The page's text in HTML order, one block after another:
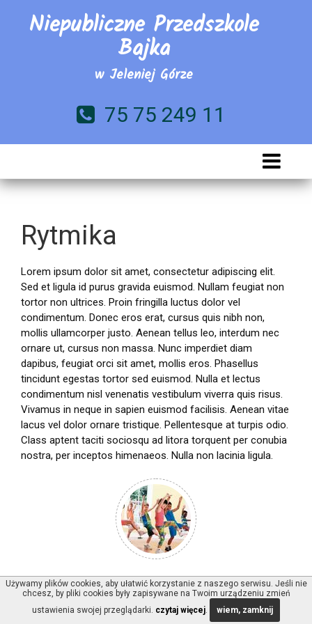
Niepubliczne Przedszkole
Bajka
w Jeleniej Górze
75 75 249 11
Rytmika
Lorem ipsum dolor sit amet, consectetur adipiscing elit.
Sed et ligula id purus gravida euismod. Nullam feugiat non
tortor non ultrices. Proin fringilla luctus dolor vel
condimentum. Donec eros erat, cursus quis nibh non,
mollis ullamcorper justo. Aenean tellus leo, interdum nec
ornare ut, cursus non massa. Nunc imperdiet diam
dapibus, feugiat orci sit amet, mollis eros. Phasellus
tincidunt egestas tortor sed euismod. Nulla et lectus
condimentum nisl venenatis vestibulum viverra quis risus.
Vivamus in neque in sapien euismod facilisis. Aenean vitae
lacus vel dolor ornare tristique. Pellentesque at turpis odio.
Class aptent taciti sociosqu ad litora torquent per conubia
nostra, per inceptos himenaeos. Nulla non lacinia ligula.
Używamy plików cookies, aby ułatwić korzystanie z naszego serwisu. Jeśli nie
chcesz, by pliki cookies były zapisywane na Twoim urządzeniu zmień
ustawienia swojej przeglądarki. czytaj więcej. wiem, zamknij